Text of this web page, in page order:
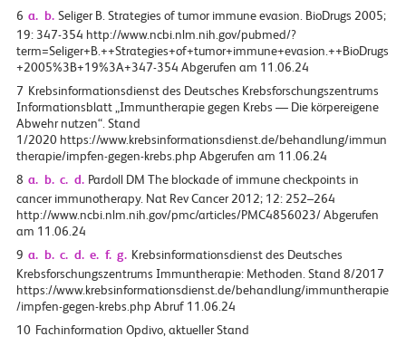
6 a. b. Seliger B. Strategies of tumor immune evasion. BioDrugs 2005;
19: 347-354 http://www.ncbi.nlm.nih.gov/pubmed/?
term=Seliger+B.++Strategies+of+tumor+immune+evasion.++BioDrugs
+2005%3B+19%3A+347-354 Abgerufen am 11.06.24
7 Krebsinformationsdienst des Deutsches Krebsforschungszentrums
Informationsblatt „Immuntherapie gegen Krebs — Die körpereigene
Abwehr nutzen“. Stand
1/2020 https://www.krebsinformationsdienst.de/behandlung/immun
therapie/impfen-gegen-krebs.php Abgerufen am 11.06.24
8 a. b. c. d. Pardoll DM The blockade of immune checkpoints in
cancer immunotherapy. Nat Rev Cancer 2012; 12: 252–264
http://www.ncbi.nlm.nih.gov/pmc/articles/PMC4856023/ Abgerufen
am 11.06.24
9 a. b. c. d. e. f. g. Krebsinformationsdienst des Deutsches
Krebsforschungszentrums Immuntherapie: Methoden. Stand 8/2017
https://www.krebsinformationsdienst.de/behandlung/immuntherapie
/impfen-gegen-krebs.php Abruf 11.06.24
10 Fachinformation Opdivo, aktueller Stand